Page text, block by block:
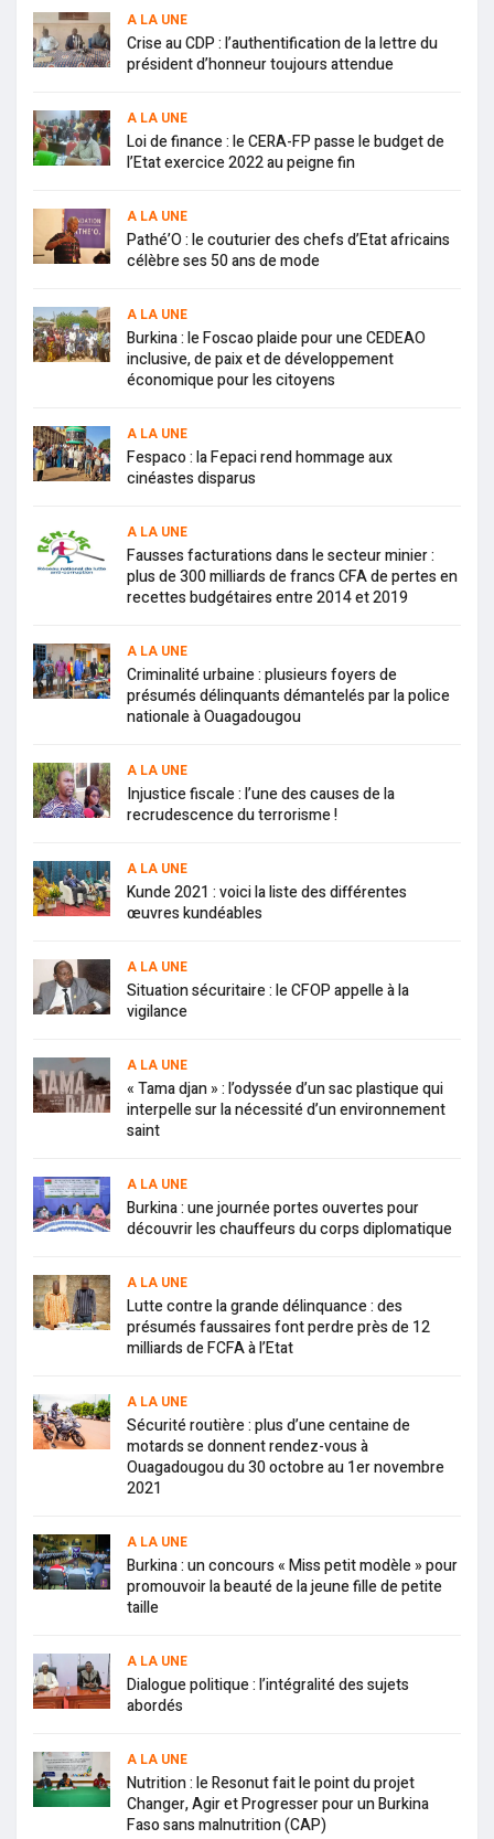
A LA UNE
Crise au CDP : l’authentification de la lettre du
président d’honneur toujours attendue
A LA UNE
Loi de finance : le CERA-FP passe le budget de
l’Etat exercice 2022 au peigne fin
A LA UNE
Pathé’O : le couturier des chefs d’Etat africains
célèbre ses 50 ans de mode
A LA UNE
Burkina : le Foscao plaide pour une CEDEAO
inclusive, de paix et de développement
économique pour les citoyens
A LA UNE
Fespaco : la Fepaci rend hommage aux
cinéastes disparus
A LA UNE
Fausses facturations dans le secteur minier :
plus de 300 milliards de francs CFA de pertes en
recettes budgétaires entre 2014 et 2019
A LA UNE
Criminalité urbaine : plusieurs foyers de
présumés délinquants démantelés par la police
nationale à Ouagadougou
A LA UNE
Injustice fiscale : l’une des causes de la
recrudescence du terrorisme !
A LA UNE
Kunde 2021 : voici la liste des différentes
œuvres kundéables
A LA UNE
Situation sécuritaire : le CFOP appelle à la
vigilance
A LA UNE
« Tama djan » : l’odyssée d’un sac plastique qui
interpelle sur la nécessité d’un environnement
saint
A LA UNE
Burkina : une journée portes ouvertes pour
découvrir les chauffeurs du corps diplomatique
A LA UNE
Lutte contre la grande délinquance : des
présumés faussaires font perdre près de 12
milliards de FCFA à l’Etat
A LA UNE
Sécurité routière : plus d’une centaine de
motards se donnent rendez-vous à
Ouagadougou du 30 octobre au 1er novembre
2021
A LA UNE
Burkina : un concours « Miss petit modèle » pour
promouvoir la beauté de la jeune fille de petite
taille
A LA UNE
Dialogue politique : l’intégralité des sujets
abordés
A LA UNE
Nutrition : le Resonut fait le point du projet
Changer, Agir et Progresser pour un Burkina
Faso sans malnutrition (CAP)